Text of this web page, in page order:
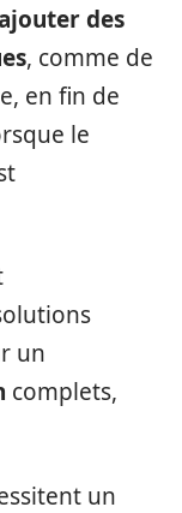
des
, comme de
en fin de
le
un
complets,
un